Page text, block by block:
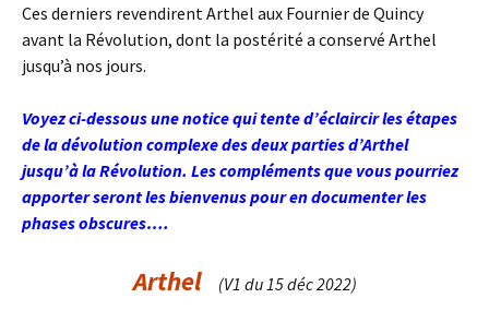
Ces derniers revendirent Arthel aux Fournier de Quincy
avant la Révolution, dont la postérité a conservé Arthel
jusqu’à nos jours.
Voyez ci-dessous une notice qui tente d’éclaircir les étapes
de la dévolution complexe des deux parties d’Arthel
jusqu’à la Révolution. Les compléments que vous pourriez
apporter seront les bienvenus pour en documenter les
phases obscures….
Arthel (V1 du 15 déc 2022)